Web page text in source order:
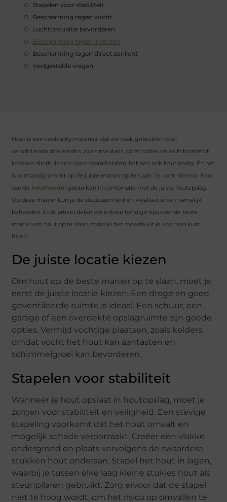
Stapelen voor stabiliteit
Bescherming tegen vocht
Luchtcirculatie bevorderen
Bescherming tegen insecten
Bescherming tegen direct zonlicht
Veelgestelde vragen
Hout is een veelzijdig materiaal dat we vaak gebruiken voor
verschillende doeleinden, zoals meubels, constructies en zelfs brandstof.
Mensen die thuis een open haard hebben, hebben ook hout nodig. En het
is verstandig om dit op de juiste manier op te slaan. Je kunt hiervoor hout
van de houthandel gebruiken in combinatie met de juiste houtopslag.
Op deze manier kun je de duurzaamheid en kwaliteit ervan namelijk
behouden. In dit artikel delen we enkele handige tips over de beste
manier om hout op te slaan, zodat je het meeste uit je voorraad kunt
halen.
De juiste locatie kiezen
Om hout op de beste manier op te slaan, moet je
eerst de juiste locatie kiezen. Een droge en goed
geventileerde ruimte is ideaal. Een schuur, een
garage of een overdekte opslagruimte zijn goede
opties. Vermijd vochtige plaatsen, zoals kelders,
omdat vocht het hout kan aantasten en
schimmelgroei kan bevorderen.
Stapelen voor stabiliteit
Wanneer je hout opslaat in houtopslag, moet je
zorgen voor stabiliteit en veiligheid. Een stevige
stapeling voorkomt dat het hout omvalt en
mogelijk schade veroorzaakt. Creëer een vlakke
ondergrond en plaats vervolgens de zwaardere
stukken hout onderaan. Stapel het hout in lagen,
waarbij je tussen elke laag kleine stukjes hout als
steunpilaren gebruikt. Zorg ervoor dat de stapel
niet te hoog wordt, om het risico op omvallen te